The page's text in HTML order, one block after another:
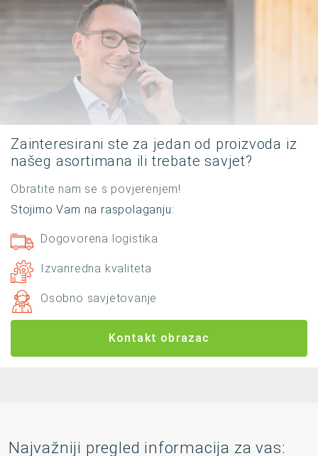
Zainteresirani ste za jedan od proizvoda iz
našeg asortimana ili trebate savjet?
Obratite nam se s povjerenjem!
Stojimo Vam na raspolaganju:
Dogovorena logistika
Izvanredna kvaliteta
Osobno savjetovanje
Kontakt obrazac
Najvažniji pregled informacija za vas: